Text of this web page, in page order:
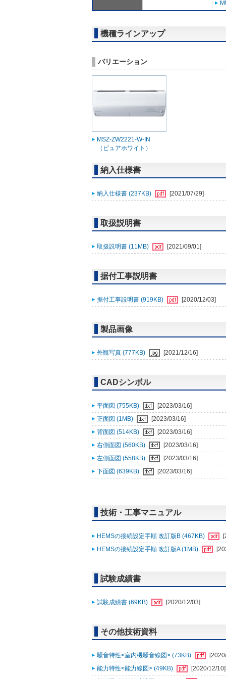
機種ラインアップ
バリエーション
MSZ-ZW2221-W-IN
（ピュアホワイト）
納入仕様書
納入仕様書 (237KB) [2021/07/29]
取扱説明書
取扱説明書 (11MB) [2021/09/01]
据付工事説明書
据付工事説明書 (919KB) [2020/12/03]
製品画像
外観写真 (777KB) [2021/12/16]
CADシンボル
平面図 (755KB)
[2023/03/16]
正面図 (1MB)
[2023/03/16]
背面図 (514KB)
[2023/03/16]
右側面図 (560KB)
[2023/03/16]
左側面図 (558KB)
[2023/03/16]
下面図 (639KB)
[2023/03/16]
技術・工事マニュアル
HEMSの接続設定手順 改訂版B (467KB)
HEMSの接続設定手順 改訂版A (1MB)
試験成績書
試験成績書 (69KB) [2020/12/03]
その他技術資料
騒音特性<室内機騒音線図> (73KB)
能力特性<能力線図> (49KB)
[2020/12/10]